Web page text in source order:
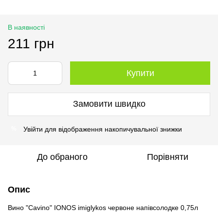
В наявності
211 грн
Купити
Замовити швидко
Увійти для відображення накопичувальної знижки
До обраного Порівняти
Опис
Вино "Cavino" IONOS imiglykos червоне напівсолодке 0,75л